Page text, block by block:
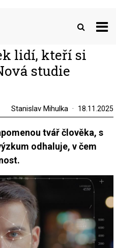
lidí, kteří si
studie
Stanislav Mihulka 18.11.2025
tvář člověka, s
odhaluje, v čem